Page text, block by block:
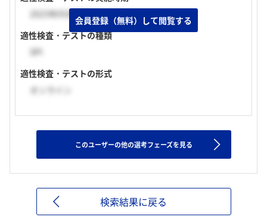
2023年05月下旬
適性検査・テストの種類
SPI
適性検査・テストの形式
オンライン
会員登録（無料）して閲覧する
このユーザーの他の選考フェーズを見る
検索結果に戻る